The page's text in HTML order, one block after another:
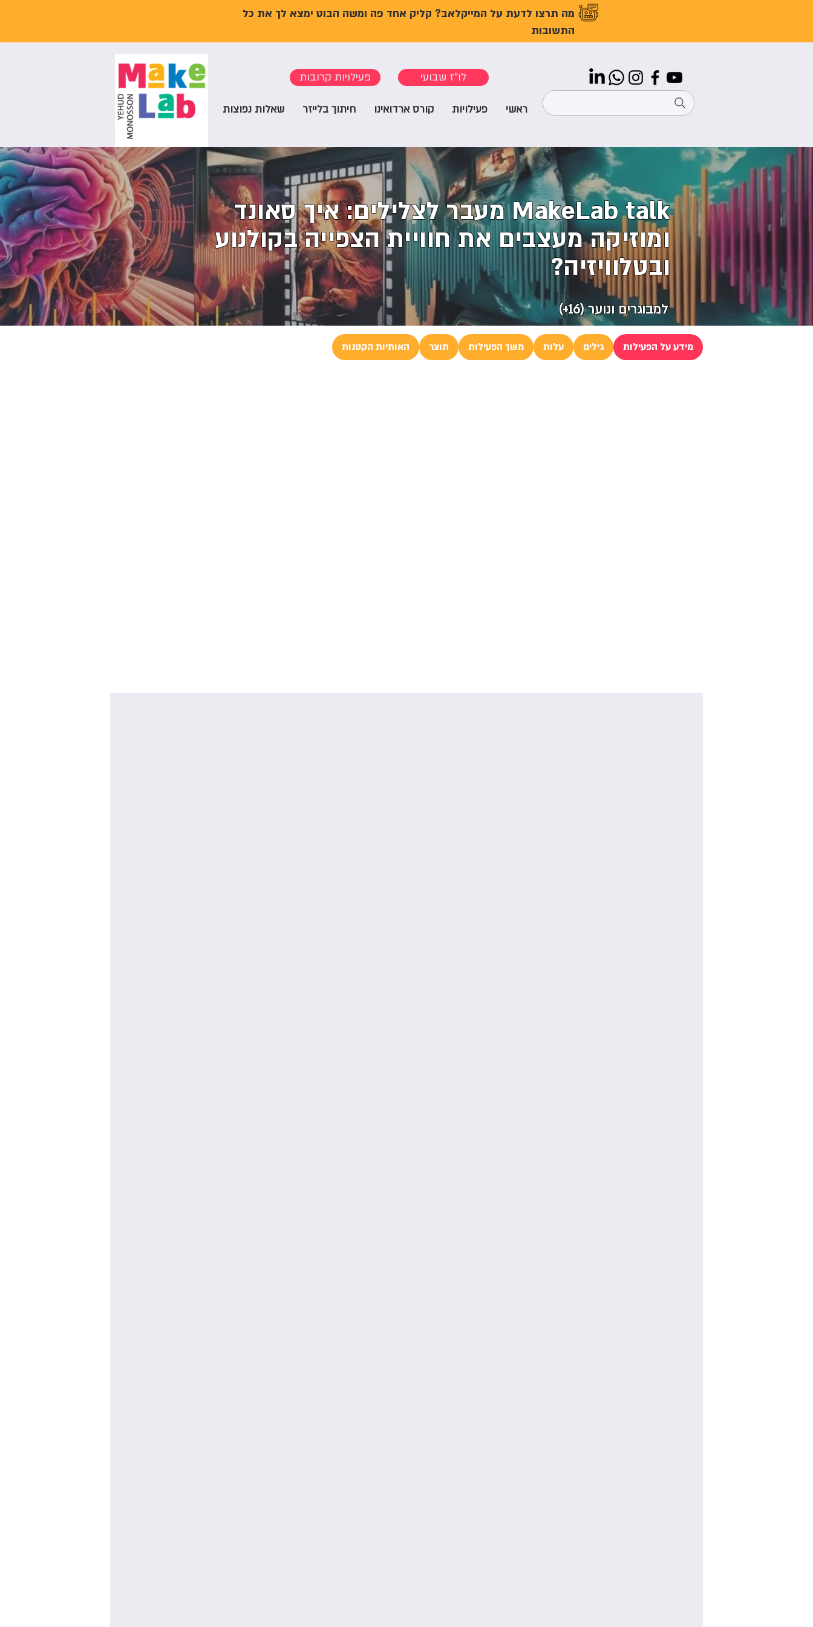
מה תרצו לדעת על המייקלאב? קליק אחד פה ומשה הבוט ימצא לך את כל
התשובות
פעילויות קרובות לו"ז שבועי
ראשי פעילויות קורס ארדואינו חיתוך בלייזר שאלות נפוצות
MakeLab talk מעבר לצלילים: איך סאונד
ומוזיקה מעצבים את חוויית הצפייה בקולנוע
ובטלוויזיה?
למבוגרים ונוער (16+)
מידע על הפעילות גילים עלות משך הפעילות תוצר האותיות הקטנות